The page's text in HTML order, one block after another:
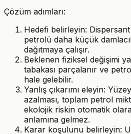
Çözüm adımları:
Hedefi belirleyin:
petrolü daha küçük
dağıtmaya çalışır.
Beklenen fiziksel değişimi
tabakası parçalanır ve
hale gelebilir.
Yanlış çıkarımı eleyin:
azalması, toplam petrol
ekolojik riskin otomatik
anlamına gelmez.
Karar koşulunu belirleyin: